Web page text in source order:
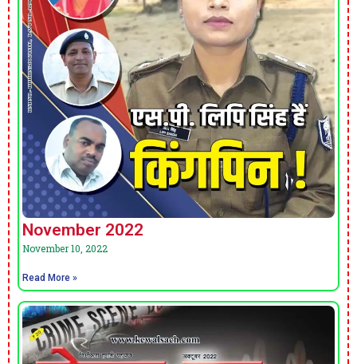
November 2022
November 10, 2022
Read More »